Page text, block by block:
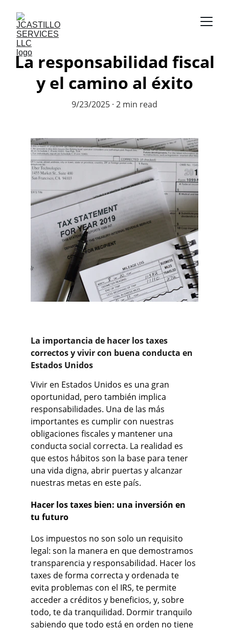
La responsabilidad fiscal
y el camino al éxito
9/23/2025 2 min read
La importancia de hacer los taxes
correctos y vivir con buena conducta en
Estados Unidos
Vivir en Estados Unidos es una gran
oportunidad, pero también implica
responsabilidades. Una de las más
importantes es cumplir con nuestras
obligaciones fiscales y mantener una
conducta social correcta. La realidad es
que estos hábitos son la base para tener
una vida digna, abrir puertas y alcanzar
nuestras metas en este país.
Hacer los taxes bien: una inversión en
tu futuro
Los impuestos no son solo un requisito
legal: son la manera en que demostramos
transparencia y responsabilidad. Hacer los
taxes de forma correcta y ordenada te
evita problemas con el IRS, te permite
acceder a créditos y beneficios, y, sobre
todo, te da tranquilidad. Dormir tranquilo
sabiendo que todo está en orden no tiene